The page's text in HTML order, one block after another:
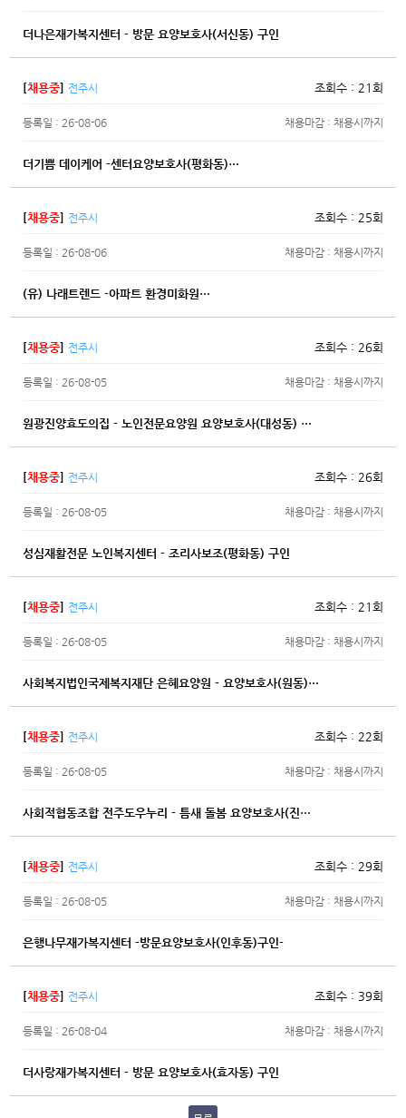
더나은재가복지센터 - 방문 요양보호사(서신동) 구인
[채용중] 전주시 조회수 : 21회
등록일 : 26-08-06 채용마감 : 채용시까지
더기쁨 데이케어 -센터요양보호사(평화동)…
[채용중] 전주시 조회수 : 25회
등록일 : 26-08-06 채용마감 : 채용시까지
(유) 나래트렌드 -아파트 환경미화원…
[채용중] 전주시 조회수 : 26회
등록일 : 26-08-05 채용마감 : 채용시까지
원광진양효도의집 - 노인전문요양원 요양보호사(대성동) …
[채용중] 전주시 조회수 : 26회
등록일 : 26-08-05 채용마감 : 채용시까지
성심재활전문 노인복지센터 - 조리사보조(평화동) 구인
[채용중] 전주시 조회수 : 21회
등록일 : 26-08-05 채용마감 : 채용시까지
사회복지법인국제복지재단 은혜요양원 - 요양보호사(원동)…
[채용중] 전주시 조회수 : 22회
등록일 : 26-08-05 채용마감 : 채용시까지
사회적협동조합 전주도우누리 - 틈새 돌봄 요양보호사(진…
[채용중] 전주시 조회수 : 29회
등록일 : 26-08-05 채용마감 : 채용시까지
은행나무재가복지센터 -방문요양보호사(인후동)구인-
[채용중] 전주시 조회수 : 39회
등록일 : 26-08-04 채용마감 : 채용시까지
더사랑재가복지센터 - 방문 요양보호사(효자동) 구인